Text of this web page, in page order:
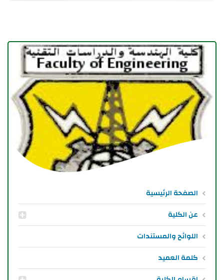
الصفحة الرئيسية
عن الكلية
اللوائح والمستندات
كلمة العميد